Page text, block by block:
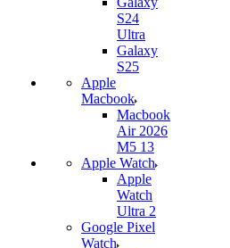
S24
Ultra
Galaxy
S25
Apple
Macbook
Macbook
Air 2026
M5 13
Apple Watch
Apple
Watch
Ultra 2
Google Pixel
Watch